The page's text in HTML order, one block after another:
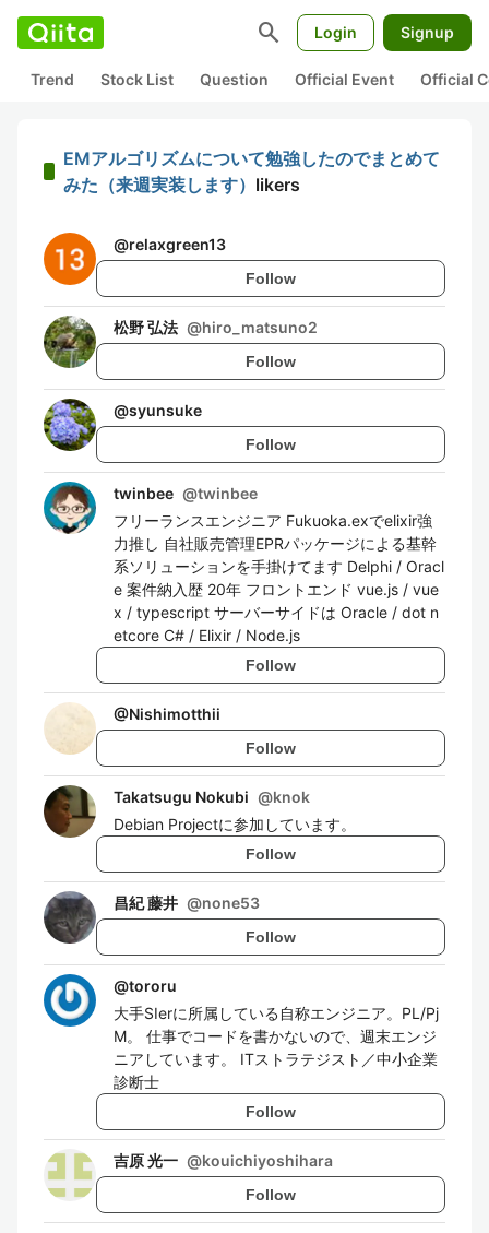
search Login Signup
Trend Stock List Question Official Event Official
EMアルゴリズムについて勉強したのでまとめて
みた（来週実装します） likers
@relaxgreen13
Follow
松野 弘法 @hiro_matsuno2
Follow
@syunsuke
Follow
twinbee @twinbee
フリーランスエンジニア Fukuoka.exでelixir強
力推し 自社販売管理EPRパッケージによる基幹
系ソリューションを手掛けてます Delphi / Oracl
e 案件納入歴 20年 フロントエンド vue.js / vue
x / typescript サーバーサイドは Oracle / dot n
etcore C# / Elixir / Node.js
Follow
@Nishimotthii
Follow
Takatsugu Nokubi @knok
Debian Projectに参加しています。
Follow
昌紀 藤井 @none53
Follow
@tororu
大手SIerに所属している自称エンジニア。PL/Pj
M。 仕事でコードを書かないので、週末エンジ
ニアしています。 ITストラテジスト／中小企業
診断士
Follow
吉原 光一 @kouichiyoshihara
Follow